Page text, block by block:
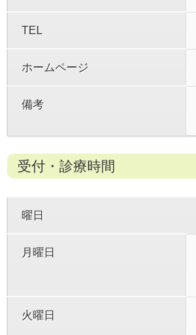
TEL
ホームページ
備考
受付・診療時間
曜日
月曜日
火曜日